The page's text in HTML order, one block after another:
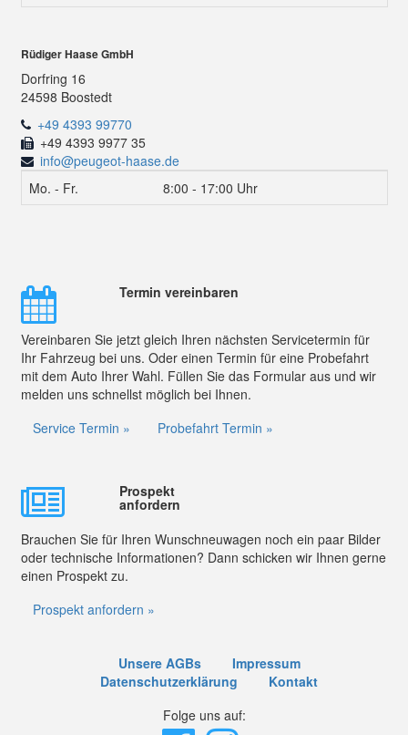
Rüdiger Haase GmbH
Dorfring 16
24598 Boostedt
+49 4393 99770
+49 4393 9977 35
info@peugeot-haase.de
Mo. - Fr.
8:00 - 17:00 Uhr
Termin vereinbaren
Vereinbaren Sie jetzt gleich Ihren nächsten Servicetermin für
Ihr Fahrzeug bei uns. Oder einen Termin für eine Probefahrt
mit dem Auto Ihrer Wahl. Füllen Sie das Formular aus und wir
melden uns schnellst möglich bei Ihnen.
Service Termin »
Probefahrt Termin »
Prospekt
anfordern
Brauchen Sie für Ihren Wunschneuwagen noch ein paar Bilder
oder technische Informationen? Dann schicken wir Ihnen gerne
einen Prospekt zu.
Prospekt anfordern »
Unsere AGBs
Impressum
Datenschutzerklärung
Kontakt
Folge uns auf: